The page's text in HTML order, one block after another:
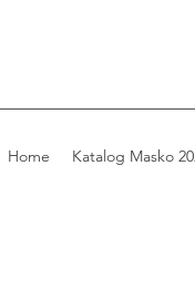
Home Katalog Masko